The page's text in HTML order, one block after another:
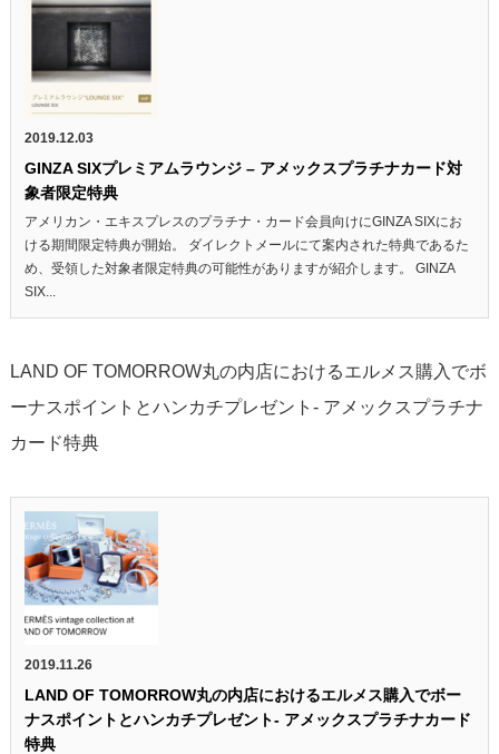
2019.12.03
GINZA SIXプレミアムラウンジ – アメックスプラチナカード対
象者限定特典
アメリカン・エキスプレスのプラチナ・カード会員向けにGINZA SIXにお
ける期間限定特典が開始。 ダイレクトメールにて案内された特典であるた
め、受領した対象者限定特典の可能性がありますが紹介します。 GINZA
SIX...
LAND OF TOMORROW丸の内店におけるエルメス購入でボ
ーナスポイントとハンカチプレゼント- アメックスプラチナ
カード特典
2019.11.26
LAND OF TOMORROW丸の内店におけるエルメス購入でボー
ナスポイントとハンカチプレゼント- アメックスプラチナカード
特典